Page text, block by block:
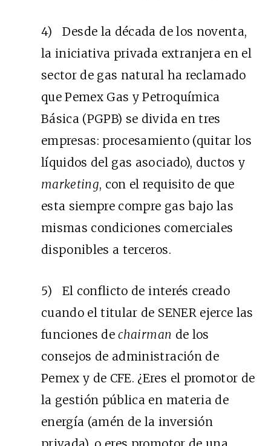
4) Desde la década de los noventa,
la iniciativa privada extranjera en el
sector de gas natural ha reclamado
que Pemex Gas y Petroquímica
Básica (PGPB) se divida en tres
empresas: procesamiento (quitar los
líquidos del gas asociado), ductos y
marketing, con el requisito de que
esta siempre compre gas bajo las
mismas condiciones comerciales
disponibles a terceros.
5) El conflicto de interés creado
cuando el titular de SENER ejerce las
funciones dechairman de los
consejos de administración de
Pemex y de CFE. ¿Eres el promotor de
la gestión pública en materia de
energía (amén de la inversión